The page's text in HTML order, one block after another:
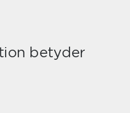
betyder